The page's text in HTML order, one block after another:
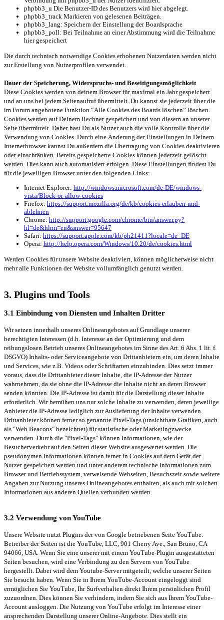
phpbb3_u Die Benutzer-ID des Benutzers wird hier abgelegt.
phpbb3_track Markieren von gelesenen Beiträgen.
phpbb3_lang: Speichern der Einstellung der Boardsprache
phpbb3_poll: Bei Teilnahme an einer Abstimmung wird die Teilnahme
hier gespeichert
Die durch technisch notwendige Cookies erhobenen Nutzerdaten werden nicht
zur Erstellung von Nutzerprofilen verwendet.
Dauer der Speicherung, Widerspruchs- und Beseitigungsmöglichkeit
Diese Cookies werden von deinem Browser für maximal ein Jahr gespeichert
und an uns bei jedem Seitenaufruf übermittelt. Du kannst sie jederzeit über die
im Forum angebotene Funktion “Alle Cookies des Boards löschen” löschen.
Cookies werden auf Deinem Rechner gespeichert und von diesem an unserer
Seite übermittelt. Daher hast Du als Nutzer auch die volle Kontrolle über die
Verwendung von Cookies. Durch eine Änderung der Einstellungen in Deinem
Internetbrowser kannst Du außerdem die Übertragung von Cookies deaktivieren
oder einschränken. Bereits gespeicherte Cookies können jederzeit gelöscht
werden. Dies kann auch automatisiert erfolgen. Diese Einstellungen findest Du
für die jeweiligen Browser unter den folgenden Links:
Internet Explorer: http://windows.microsoft.com/de-DE/windows-
vista/Block-or-allow-cookies
Firefox: https://support.mozilla.org/de/kb/cookies-erlauben-und-
ablehnen
Chrome: http://support.google.com/chrome/bin/answer.py?
hl=de&hlrm=en&answer=95647
Safari: https://support.apple.com/kb/ph21411?locale=de_DE
Opera: http://help.opera.com/Windows/10.20/de/cookies.html
Werden Cookies für unsere Website deaktiviert, können möglicherweise nicht
mehr alle Funktionen der Website vollumfänglich genutzt werden.
3. Plugins und Tools
3.1 Einbindung von Diensten und Inhalten Dritter
Wir setzen innerhalb unseres Onlineangebotes auf Grundlage unserer
berechtigten Interessen (d.h. Interesse an der Optimierung und dem
reibungslosen Betrieb unseres Onlineangebotes im Sinne des Art. 6 Abs. 1 lit. f.
DSGVO) Inhalts- oder Serviceangebote von Drittanbietern ein, um deren Inhalte
und Services, wie z.B. Videos oder Schriftarten einzubinden. Dies setzt immer
voraus, dass die Drittanbieter dieser Inhalte, die IP-Adresse der Nutzer
wahrnehmen, da sie ohne die IP-Adresse die Inhalte nicht an deren Browser
senden könnten. Die IP-Adresse ist damit für die Darstellung dieser Inhalte
erforderlich. Wir bemühen uns nur solche Inhalte zu verwenden, deren jeweilige
Anbieter die IP-Adresse lediglich zur Auslieferung der Inhalte verwenden.
Drittanbieter können ferner so genannte Pixel-Tags (unsichtbare Grafiken, auch
als "Web Beacons" bezeichnet) für statistische oder Marketingzwecke
verwenden. Durch die "Pixel-Tags" können Informationen, wie der
Besucherverkehr auf den Seiten dieser Website ausgewertet werden. Die
pseudonymen Informationen können ferner in Cookies auf dem Gerät der
Nutzer gespeichert werden und unter anderem technische Informationen zum
Browser und Betriebssystem, verweisende Webseiten, Besuchszeit sowie weitere
Angaben zur Nutzung unseres Onlineangebotes enthalten, als auch mit solchen
Informationen aus anderen Quellen verbunden werden.
3.2 Verwendung von YouTube
Unsere Website nutzt Plugins der von Google betriebenen Seite YouTube.
Betreiber der Seiten ist die YouTube, LLC, 901 Cherry Ave., San Bruno, CA
94066, USA. Wenn Sie eine unserer mit einem YouTube-Plugin ausgestatteten
Seiten besuchen, wird eine Verbindung zu den Servern von YouTube
hergestellt. Dabei wird dem Youtube-Server mitgeteilt, welche unserer Seiten
Sie besucht haben. Wenn Sie in Ihrem YouTube-Account eingeloggt sind
ermöglichen Sie YouTube, Ihr Surfverhalten direkt Ihrem persönlichen Profil
zuzuordnen. Dies können Sie verhindern, indem Sie sich aus Ihrem YouTube-
Account ausloggen. Die Nutzung von YouTube erfolgt im Interesse einer
ansprechenden Darstellung unserer Online-Angebote. Dies stellt ein